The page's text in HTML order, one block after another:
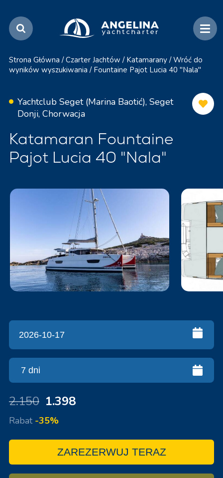
Strona Główna / Czarter Jachtów / Katamarany / Wróć do
wyników wyszukiwania / Fountaine Pajot Lucia 40 "Nala"
Yachtclub Seget (Marina Baotić), Seget
Donji, Chorwacja
Katamaran Fountaine
Pajot Lucia 40 "Nala"
2.150 1.398
Rabat -35%
ZAREZERWUJ TERAZ